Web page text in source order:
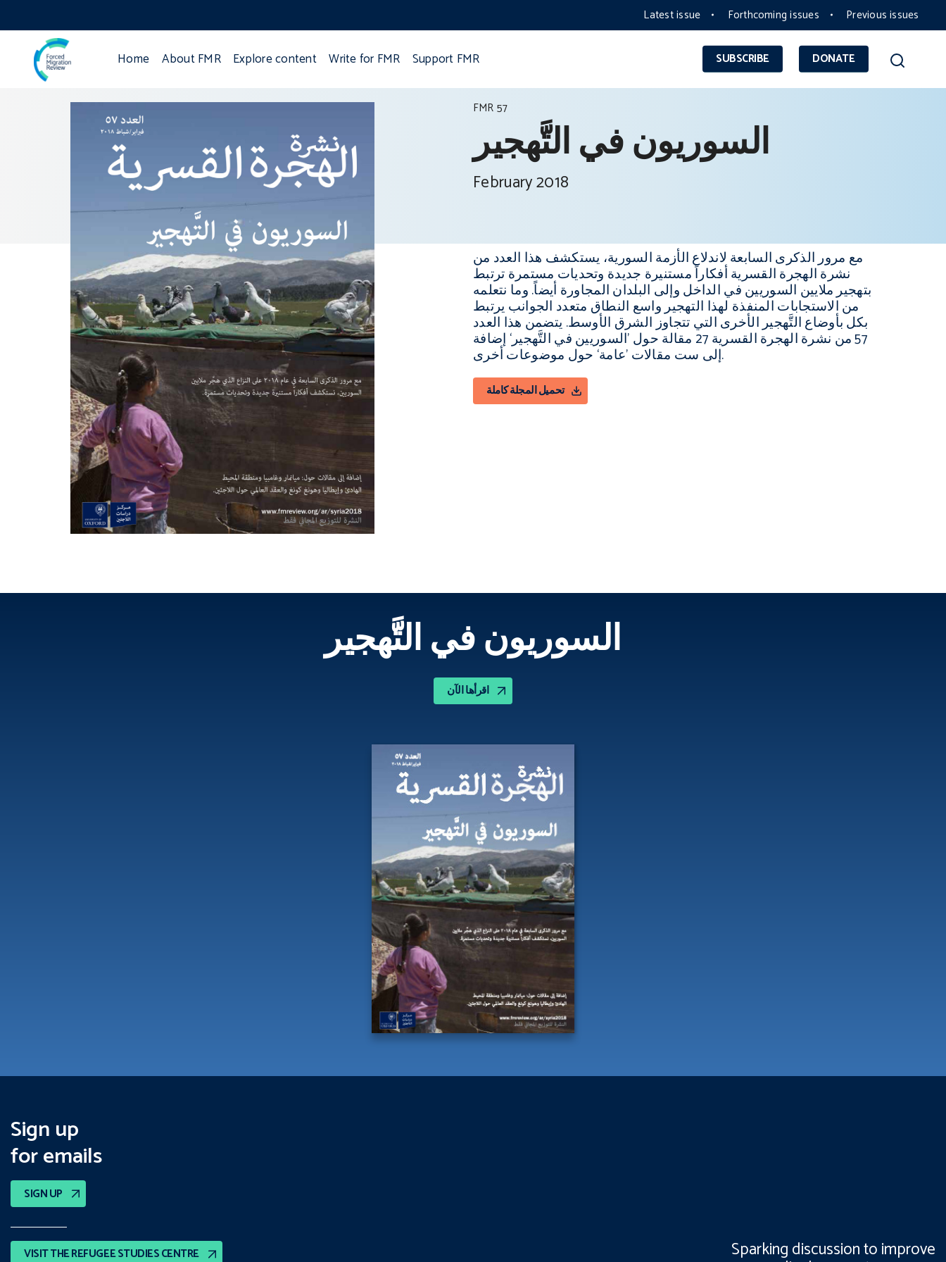
Latest issue Forthcoming issues Previous issues
SUBSCRIBE DONATE
Home About FMR Explore content Write for FMR Support FMR
FMR 57
السوريون في التَّهجير
February 2018
مع مرور الذكرى السابعة لاندلاع الأزمة السورية، يستكشف هذا العدد من
نشرة الهجرة القسرية أفكاراً مستنيرة جديدة وتحديات مستمرة ترتبط
بتهجير ملايين السوريين في الداخل وإلى البلدان المجاورة أيضاً. وما نتعلمه
من الاستجابات المنفذة لهذا التهجير واسع النطاق متعدد الجوانب يرتبط
بكل بأوضاع التَّهجير الأخرى التي تتجاوز الشرق الأوسط. يتضمن هذا العدد
57 من نشرة الهجرة القسرية 27 مقالة حول ’السوريين في التَّهجير‘ إضافة
إلى ست مقالات ’عامة‘ حول موضوعات أخرى.
تحميل المجلة كاملة
السوريون في التَّهجير
اقرأها الآن
Sign up
for emails
SIGN UP
VISIT THE REFUGEE STUDIES CENTRE Sparking discussion to improve